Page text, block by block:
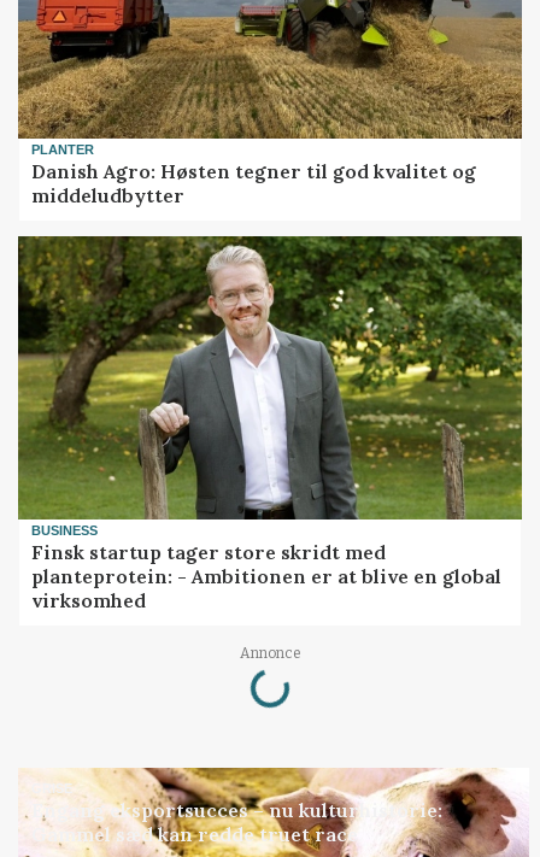
PLANTER
Danish Agro: Høsten tegner til god kvalitet og
middeludbytter
BUSINESS
Finsk startup tager store skridt med
planteprotein: - Ambitionen er at blive en global
virksomhed
Annonce
Loading...
GRISE
Engang eksportsucces – nu kulturhistorie:
Gammel sæd kan redde truet race